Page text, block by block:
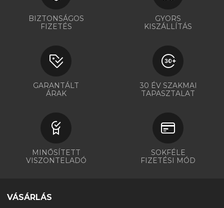
BIZTONSÁGOS
FIZETÉS
GYORS
KISZÁLLÍTÁS
GARANTÁLT
ÁRAK
30 ÉV SZAKMAI
TAPASZTALAT
MINŐSÍTETT
VISZONTELADÓ
SOKFÉLE
FIZETÉSI MÓD
VÁSÁRLÁS